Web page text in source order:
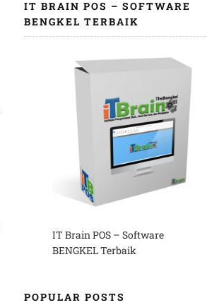
IT BRAIN POS – SOFTWARE
BENGKEL TERBAIK
IT Brain POS – Software
BENGKEL Terbaik
POPULAR POSTS